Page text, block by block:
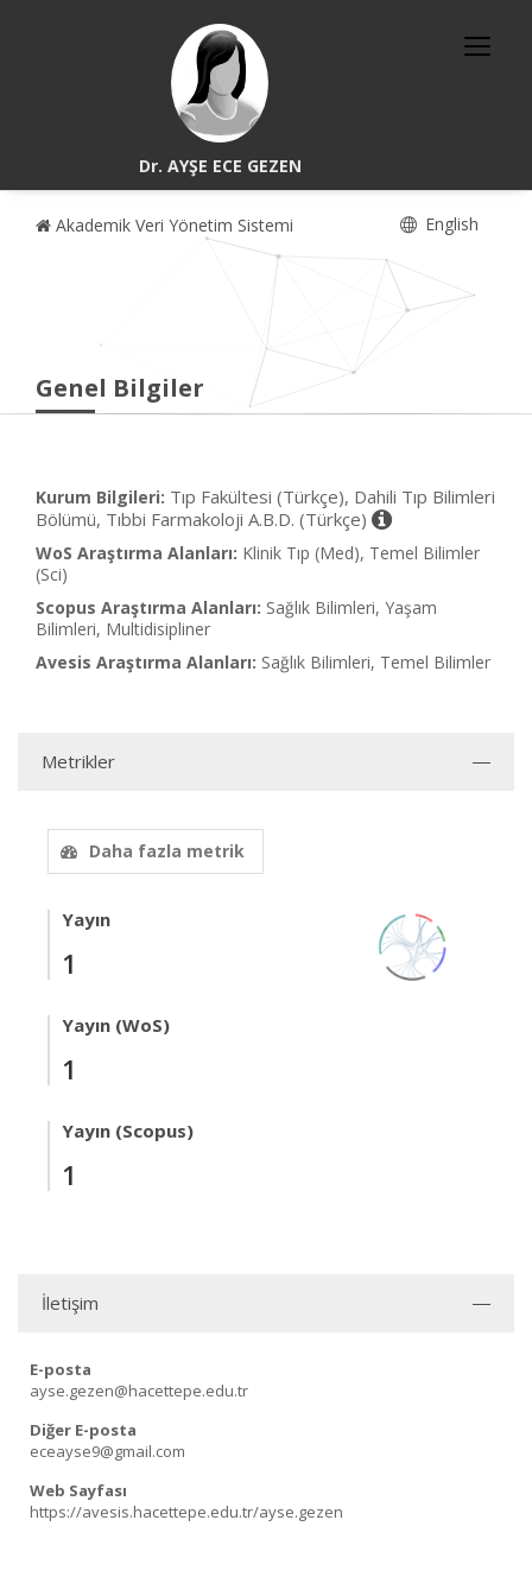
Dr. AYŞE ECE GEZEN
Akademik Veri Yönetim Sistemi English
Genel Bilgiler
Kurum Bilgileri: Tıp Fakültesi (Türkçe), Dahili Tıp Bilimleri
Bölümü, Tıbbi Farmakoloji A.B.D. (Türkçe)
WoS Araştırma Alanları: Klinik Tıp (Med), Temel Bilimler
(Sci)
Scopus Araştırma Alanları: Sağlık Bilimleri, Yaşam
Bilimleri, Multidisipliner
Avesis Araştırma Alanları: Sağlık Bilimleri, Temel Bilimler
Metrikler
Daha fazla metrik
Yayın
1
Yayın (WoS)
1
Yayın (Scopus)
1
İletişim
E-posta
ayse.gezen@hacettepe.edu.tr
Diğer E-posta
eceayse9@gmail.com
Web Sayfası
https://avesis.hacettepe.edu.tr/ayse.gezen